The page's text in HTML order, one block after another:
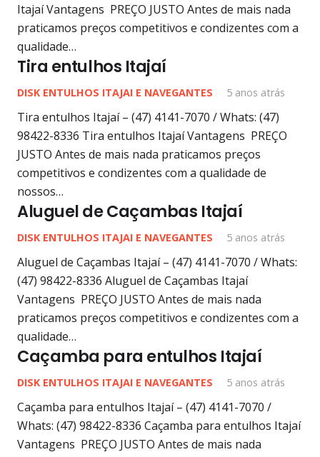
Itajaí Vantagens PREÇO JUSTO Antes de mais nada
praticamos preços competitivos e condizentes com a
qualidade…
Tira entulhos Itajaí
DISK ENTULHOS ITAJAI E NAVEGANTES 5 anos atrás
Tira entulhos Itajaí – (47) 4141-7070 / Whats: (47)
98422-8336 Tira entulhos Itajaí Vantagens PREÇO
JUSTO Antes de mais nada praticamos preços
competitivos e condizentes com a qualidade de
nossos…
Aluguel de Caçambas Itajaí
DISK ENTULHOS ITAJAI E NAVEGANTES 5 anos atrás
Aluguel de Caçambas Itajaí – (47) 4141-7070 / Whats:
(47) 98422-8336 Aluguel de Caçambas Itajaí
Vantagens PREÇO JUSTO Antes de mais nada
praticamos preços competitivos e condizentes com a
qualidade…
Caçamba para entulhos Itajaí
DISK ENTULHOS ITAJAI E NAVEGANTES 5 anos atrás
Caçamba para entulhos Itajaí – (47) 4141-7070 /
Whats: (47) 98422-8336 Caçamba para entulhos Itajaí
Vantagens PREÇO JUSTO Antes de mais nada